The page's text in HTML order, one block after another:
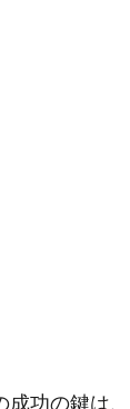
成功の鍵は